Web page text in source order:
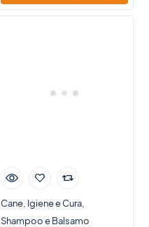
Cane Igiene e Cura
Shampoo e Balsamo